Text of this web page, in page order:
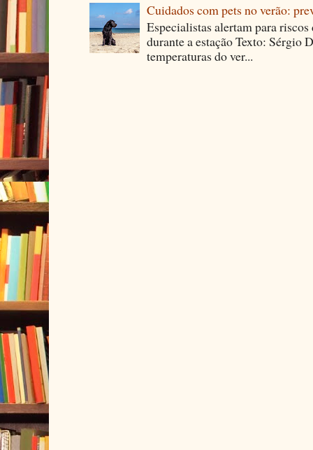
Cuidados com pets no verão:
Especialistas alertam para
durante a estação Texto: Sérgio
temperaturas do ver...